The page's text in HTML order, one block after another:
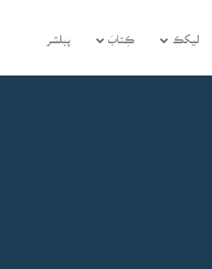
ليکڪ ڪِتابَ پبلشر